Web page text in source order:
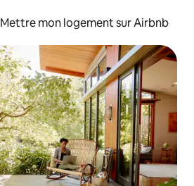
Mettre mon logement sur Airbnb